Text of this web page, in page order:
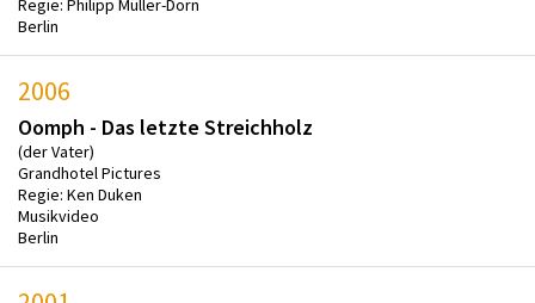
Regie: Philipp Müller-Dorn
Berlin
2006
Oomph - Das letzte Streichholz
(der Vater)
Grandhotel Pictures
Regie: Ken Duken
Musikvideo
Berlin